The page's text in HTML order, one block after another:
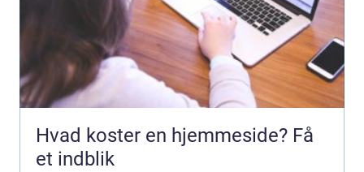
Hvad koster en hjemmeside? Få
et indblik